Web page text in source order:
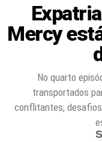
Mercy
No quarto
transportados
conflitantes,